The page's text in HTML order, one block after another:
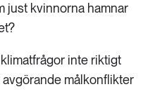
just kvinnorna hamnar
inte riktigt
målkonflikter